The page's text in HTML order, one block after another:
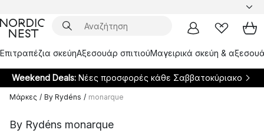
Επιτραπέζια σκεύηΑξεσουάρ σπιτιούΜαγειρικά σκεύη &
Weekend Deals: Νέες προσφορές κάθε Σαββατοκύριακο
Μάρκες / By Rydéns / monarque
By Rydéns monarque